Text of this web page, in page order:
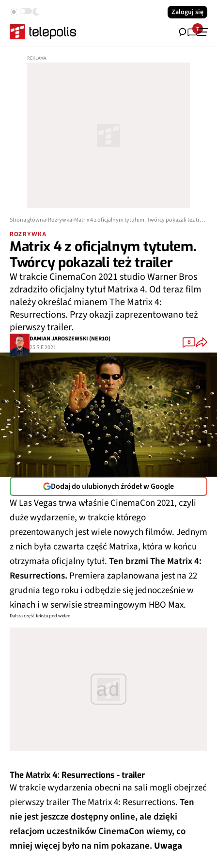
Zaloguj się
7
Strona główna Rozrywka Matrix 4 z oficjalnym tytułem. Twórcy pokazali też trailer
ROZRYWKA
Matrix 4 z oficjalnym tytułem.
Twórcy pokazali też trailer
W trakcie CinemaCon 2021 studio Warner Bros
zdradziło oficjalny tytuł Matrixa 4. Od teraz film
należy określać mianem The Matrix 4:
Resurrections. Przy okazji zaprezentowano też
pierwszy trailer.
DAMIAN JAROSZEWSKI (NER1O)
25 SIE 2021
8
Dodaj do ulubionych źródeł w Google
W Las Vegas trwa właśnie CinemaCon 2021, czyli
duże wydarzenie, w trakcie którego
prezentowanych jest wiele nowych filmów. Jednym
z nich była czwarta część Matrixa, która w końcu
otrzymała oficjalny tytuł.Ten brzmi The Matrix 4:
Resurrections. Premiera zaplanowana jest na 22
grudnia tego roku i odbędzie się jednocześnie w
kinach i w serwisie streamingowym HBO Max.
Dalsza część tekstu pod wideo
ad
The Matrix 4: Resurrections - trailer
W trakcie wydarzenia obecni na sali mogli obejrzeć
pierwszy trailer The Matrix 4: Resurrections.Ten
nie jest jeszcze dostępny online, ale dzięki
relacjom uczestników CinemaCon wiemy, co
mniej więcej było na nim pokazane. Uwaga